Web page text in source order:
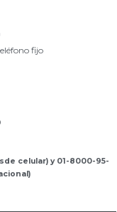
fijo
celular) y 01-8000-95-